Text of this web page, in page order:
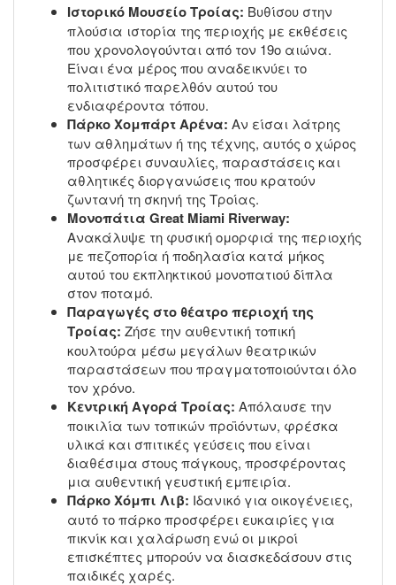
Ιστορικό Μουσείο Τροίας: Βυθίσου στην
πλούσια ιστορία της περιοχής με εκθέσεις
που χρονολογούνται από τον 19ο αιώνα.
Είναι ένα μέρος που αναδεικνύει το
πολιτιστικό παρελθόν αυτού του
ενδιαφέροντα τόπου.
Πάρκο Χομπάρτ Αρένα: Αν είσαι λάτρης
των αθλημάτων ή της τέχνης, αυτός ο χώρος
προσφέρει συναυλίες, παραστάσεις και
αθλητικές διοργανώσεις που κρατούν
ζωντανή τη σκηνή της Τροίας.
Μονοπάτια Great Miami Riverway:
Ανακάλυψε τη φυσική ομορφιά της περιοχής
με πεζοπορία ή ποδηλασία κατά μήκος
αυτού του εκπληκτικού μονοπατιού δίπλα
στον ποταμό.
Παραγωγές στο θέατρο περιοχή της
Τροίας: Ζήσε την αυθεντική τοπική
κουλτούρα μέσω μεγάλων θεατρικών
παραστάσεων που πραγματοποιούνται όλο
τον χρόνο.
Κεντρική Αγορά Τροίας: Απόλαυσε την
ποικιλία των τοπικών προϊόντων, φρέσκα
υλικά και σπιτικές γεύσεις που είναι
διαθέσιμα στους πάγκους, προσφέροντας
μια αυθεντική γευστική εμπειρία.
Πάρκο Χόμπι Λιβ: Ιδανικό για οικογένειες,
αυτό το πάρκο προσφέρει ευκαιρίες για
πικνίκ και χαλάρωση ενώ οι μικροί
επισκέπτες μπορούν να διασκεδάσουν στις
παιδικές χαρές.